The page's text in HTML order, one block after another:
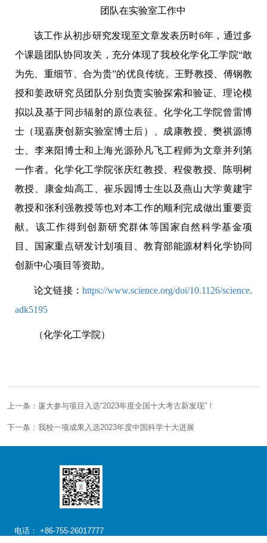
团队在实验室工作中
该工作从初步研究发现至文章发表历时6年，通过多
个课题团队协同攻关，充分体现了我校化学化工学院“敢
为先、重细节、合为贵”的优良传统。王野教授、傅钢教
授和姜政研究员团队分别负责实验探索和验证、理论模
拟以及基于同步辐射的原位表征。化学化工学院曾雷博
士（现嘉庚创新实验室博士后）、成康教授、樊祺源博
士、李来阳博士和上海光源孙凡飞工程师为文章并列第
一作者。化学化工学院张庆红教授、程俊教授、陈明树
教授、康金灿高工、崔乐园博士生以及燕山大学黄建宇
教授和张利强教授等也对本工作的顺利完成做出重要贡
献。该工作得到创新研究群体等国家自然科学基金项
目、国家重点研发计划项目、教育部能源材料化学协同
创新中心项目等资助。
论文链接：https://www.science.org/doi/10.1126/science.
adk5195
（化学化工学院）
上一条：厦大参与项目入选“2023年度全国十大考古新发现”！
下一条：我校一项成果入选2023年度中国科学十大进展
电话： +86-755-26017777